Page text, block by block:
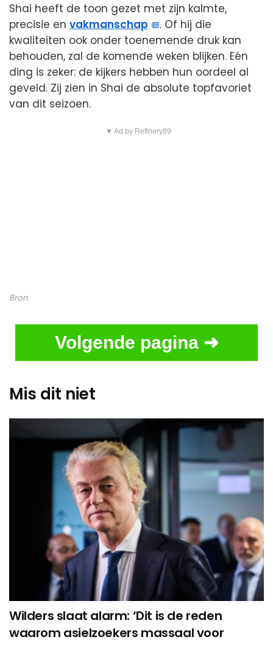
Shai heeft de toon gezet met zijn kalmte,
precisie en vakmanschap
. Of hij die
kwaliteiten ook onder toenemende druk kan
behouden, zal de komende weken blijken. Eén
ding is zeker: de kijkers hebben hun oordeel al
geveld. Zij zien in Shai de absolute topfavoriet
van dit seizoen.
▼ Ad by Refinery89
Bron
Volgende pagina ➜
Mis dit niet
Wilders slaat alarm: ‘Dit is de reden
waarom asielzoekers massaal voor